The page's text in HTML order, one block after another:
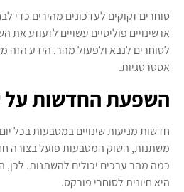
סוחרים זקוקים לעדכונים מהירים כדי
או שינויים פוליטיים עשויים לזעוזע את
לסוחרים לנבא ולפעול מהר. הידע הזה
אסטרטגיות.
השפעת החדשות על
חדשות מניעות שינויים במטבעות בכל
כמה מהר ערכים יכולים להשתנות. לכן,
היא חיונית לסוחרי פורקס.